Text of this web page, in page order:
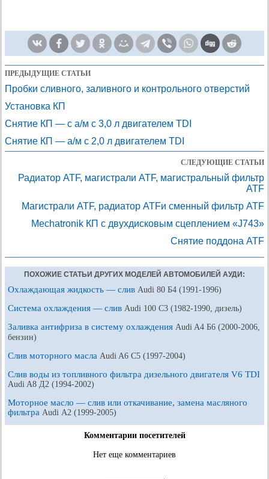
ПРЕДЫДУЩИЕ СТАТЬИ
Пробки сливного, заливного и контрольного отверстий
Установка КП
Снятие КП — с а/м с 3,0 л двигателем TDI
Снятие КП — а/м с 2,0 л двигателем TDI
СЛЕДУЮЩИЕ СТАТЬИ
Радиатор ATF, магистрали ATF, магистральный фильтр
ATF
Магистрали ATF, радиатор ATFи сменный фильтр ATF
Mechatronik КП с двухдисковым сцеплением «J743»
Снятие поддона ATF
ПОХОЖИЕ СТАТЬИ ДРУГИХ МОДЕЛЕЙ АВТОМОБИЛЕЙ АУДИ:
Охлаждающая жидкость — слив Audi 80 Б4 (1991-1996)
Система охлаждения — слив Audi 100 С3 (1982-1990, дизель)
Заливка антифриза в систему охлаждения Audi A4 Б6 (2000-2006,
бензин)
Слив моторного масла Audi A6 С5 (1997-2004)
Слив воды из топливного фильтра дизельного двигателя V6 TDI
Audi A8 Д2 (1994-2002)
Моторное масло — слив или откачивание, замена масляного
фильтра Audi А2 (1999-2005)
Комментарии посетителей
Нет еще комментариев